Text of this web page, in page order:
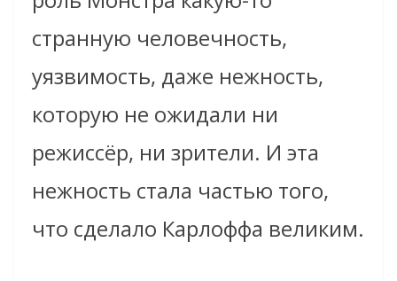
странную человечность,
уязвимость, даже нежность,
которую не ожидали ни
режиссёр, ни зрители. И эта
нежность стала частью того,
что сделало Карлоффа великим.